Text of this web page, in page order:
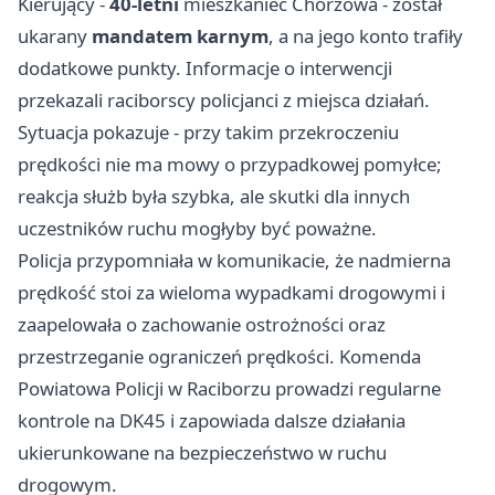
ukarany mandatem karnym, a na jego konto trafiły
dodatkowe punkty. Informacje o interwencji
przekazali raciborscy policjanci z miejsca działań.
Sytuacja pokazuje - przy takim przekroczeniu
prędkości nie ma mowy o przypadkowej pomyłce;
reakcja służb była szybka, ale skutki dla innych
uczestników ruchu mogłyby być poważne.
Policja przypomniała w komunikacie, że nadmierna
prędkość stoi za wieloma wypadkami drogowymi i
zaapelowała o zachowanie ostrożności oraz
przestrzeganie ograniczeń prędkości. Komenda
Powiatowa Policji w Raciborzu prowadzi regularne
kontrole na DK45 i zapowiada dalsze działania
ukierunkowane na bezpieczeństwo w ruchu
drogowym.